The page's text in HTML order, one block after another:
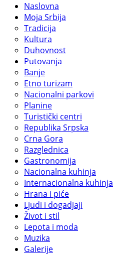
Naslovna
Moja Srbija
Tradicija
Kultura
Duhovnost
Putovanja
Banje
Etno turizam
Nacionalni parkovi
Planine
Turistički centri
Republika Srpska
Crna Gora
Razglednica
Gastronomija
Nacionalna kuhinja
Internacionalna kuhinja
Hrana i piće
Ljudi i dogadjaji
Život i stil
Lepota i moda
Muzika
Galerije